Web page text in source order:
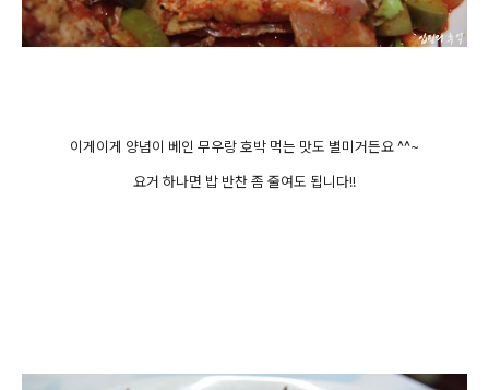
이게이게 양념이 베인 무우랑 호박 먹는 맛도 별미거든요 ^^~
요거 하나면 밥 반찬 좀 줄여도 됩니다!!